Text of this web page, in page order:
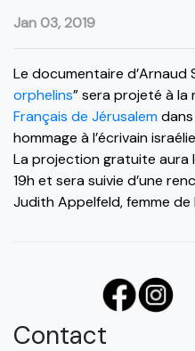
Jan 03, 2019
Le documentaire d’Arnaud
orphelins” sera projeté à la
Français de Jérusalem
hommage à l’écrivain
La projection gratuite aura
19h et sera suivie d’une
Judith Appelfeld, femme de
Contact